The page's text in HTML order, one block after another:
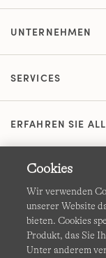
UNTERNEHMEN
SERVICES
ERFAHREN SIE
AGB
Cookies
Wir verwenden
unserer Website
bieten. Cookies
Produkt, das Sie
Unter anderem